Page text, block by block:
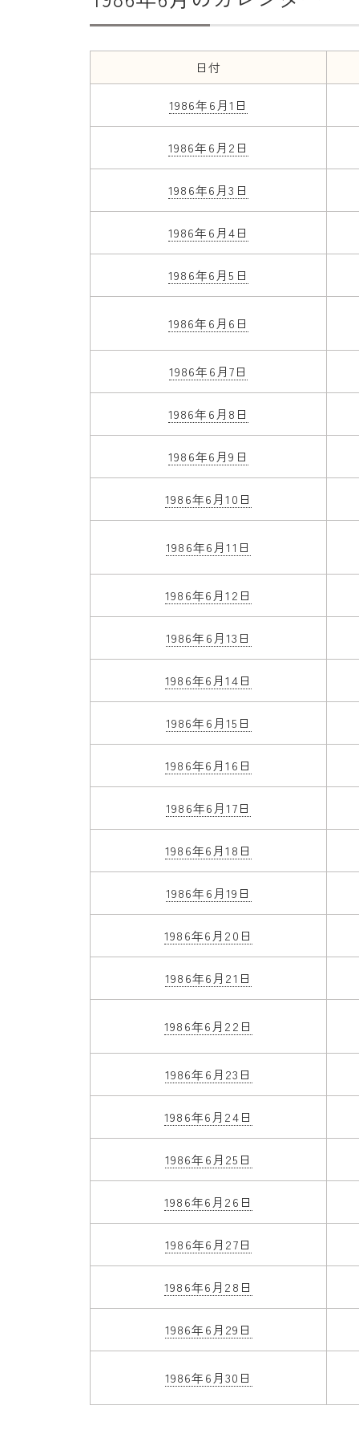
日付
1986年6月1日
1986年6月2日
1986年6月3日
1986年6月4日
1986年6月5日
1986年6月6日
1986年6月7日
1986年6月8日
1986年6月9日
1986年6月10日
1986年6月11日
1986年6月12日
1986年6月13日
1986年6月14日
1986年6月15日
1986年6月16日
1986年6月17日
1986年6月18日
1986年6月19日
1986年6月20日
1986年6月21日
1986年6月22日
1986年6月23日
1986年6月24日
1986年6月25日
1986年6月26日
1986年6月27日
1986年6月28日
1986年6月29日
1986年6月30日